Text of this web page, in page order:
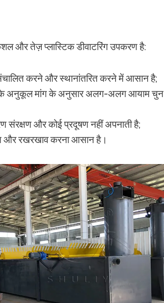
और तेज़ प्लास्टिक डीवाटरिंग उपकरण है:
करने और स्थानांतरित करने में आसान है;
के अनुकूल मांग के अनुसार अलग-अलग आयाम चुन
संरक्षण और कोई प्रदूषण नहीं अपनाती है;
और रखरखाव करना आसान है।